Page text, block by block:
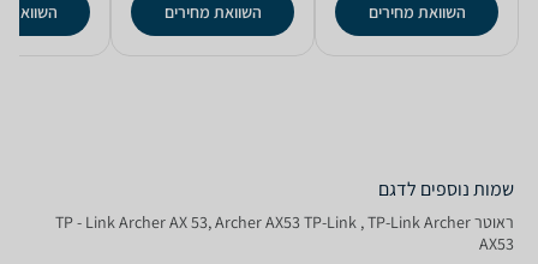
השוואת מחירים השוואת מחירים השוואת
שמות נוספים לדגם
‏ראוטר TP - Link Archer AX 53, Archer AX53 TP-Link , TP-Link Archer
AX53